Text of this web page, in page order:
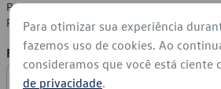
Política de Privacidade
Política de Cookies
Formas de Pagamento
Para otimizar sua experiência
fazemos uso de cookies. Ao
consideramos que você está ciente
de privacidade.